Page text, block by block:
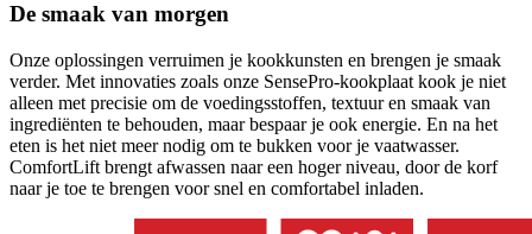
De smaak van morgen
Onze oplossingen verruimen je kookkunsten en brengen je smaak
verder. Met innovaties zoals onze SensePro-kookplaat kook je niet
alleen met precisie om de voedingsstoffen, textuur en smaak van
ingrediënten te behouden, maar bespaar je ook energie. En na het
eten is het niet meer nodig om te bukken voor je vaatwasser.
ComfortLift brengt afwassen naar een hoger niveau, door de korf
naar je toe te brengen voor snel en comfortabel inladen.